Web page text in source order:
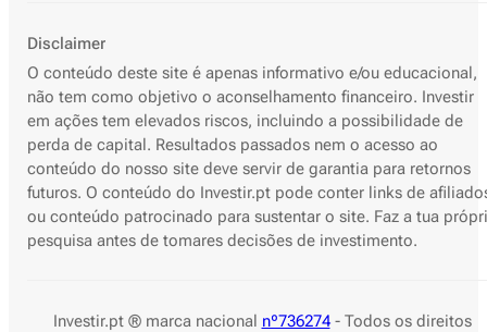
Disclaimer
O conteúdo deste site é apenas informativo e/ou educacional,
não tem como objetivo o aconselhamento financeiro. Investir
em ações tem elevados riscos, incluindo a possibilidade de
perda de capital. Resultados passados nem o acesso ao
conteúdo do nosso site deve servir de garantia para retornos
futuros. O conteúdo do Investir.pt pode conter links de
ou conteúdo patrocinado para sustentar o site. Faz a tua
pesquisa antes de tomares decisões de investimento.
Investir.pt ® marca nacional nº736274- Todos os direitos